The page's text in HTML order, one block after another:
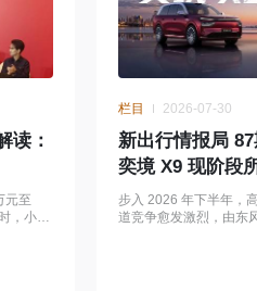
读：
元至
，小订
栏目 2026-07-30
新出行情报局
奕境 X9 现阶段
步入 2026 年下半年，
道竞争愈发激烈，由东